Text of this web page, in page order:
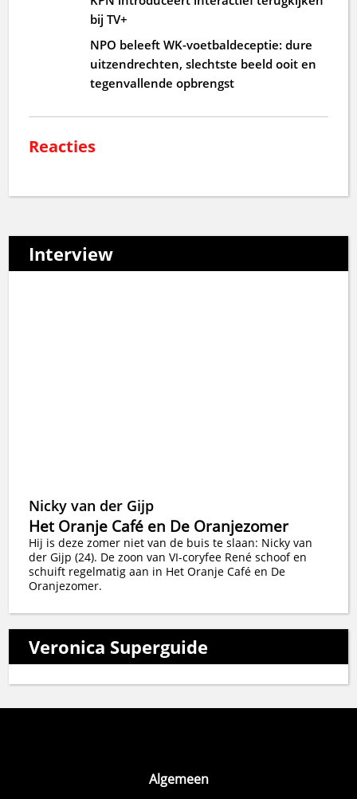
bij TV+
NPO beleeft WK-voetbaldeceptie: dure
uitzendrechten, slechtste beeld ooit en
tegenvallende opbrengst
Reacties
Interview
Nicky van der Gijp
Het Oranje Café en De Oranjezomer
Hij is deze zomer niet van de buis te slaan: Nicky van
der Gijp (24). De zoon van VI-coryfee René schoof en
schuift regelmatig aan in Het Oranje Café en De
Oranjezomer.
Veronica Superguide
Algemeen